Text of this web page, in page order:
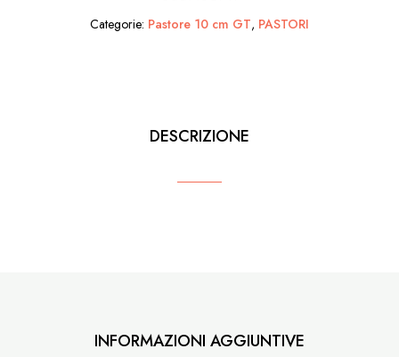
Categorie: Pastore 10 cm GT, PASTORI
DESCRIZIONE
INFORMAZIONI AGGIUNTIVE